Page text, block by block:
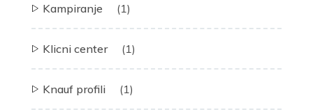
Kampiranje (1)
Klicni center (1)
Knauf profili (1)